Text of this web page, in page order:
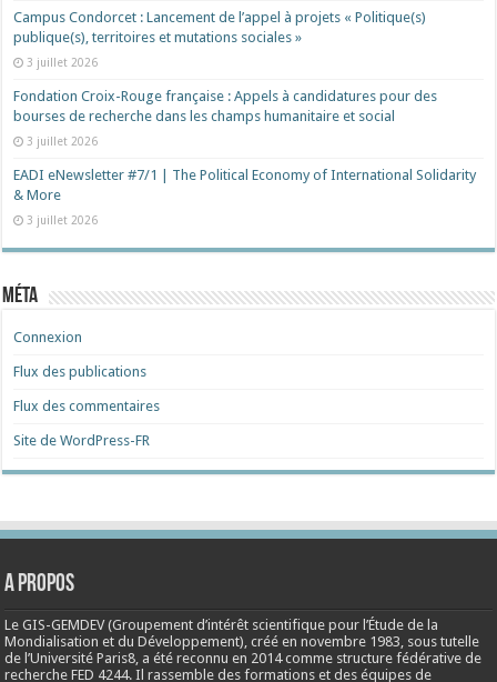
Campus Condorcet : Lancement de l’appel à projets « Politique(s)
publique(s), territoires et mutations sociales »
3 juillet 2026
Fondation Croix-Rouge française : Appels à candidatures pour des
bourses de recherche dans les champs humanitaire et social
3 juillet 2026
EADI eNewsletter #7/1 | The Political Economy of International Solidarity
& More
3 juillet 2026
Méta
Connexion
Flux des publications
Flux des commentaires
Site de WordPress-FR
A propos
Le GIS-GEMDEV (Groupement d’intérêt scientifique pour l’Étude de la
Mondialisation et du Développement), créé ennovembre 1983 , sous tutelle
de l’Université Paris8, a été reconnu en 2014 comme structure fédérative de
recherche FED 4244. Il rassemble des formations et des équipes de